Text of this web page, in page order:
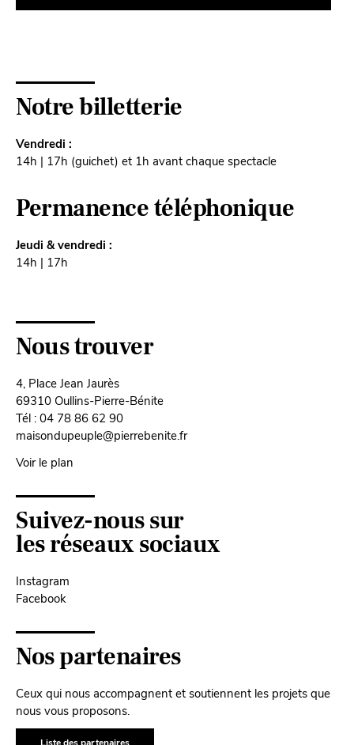
Notre billetterie
Vendredi :
14h | 17h (guichet) et 1h avant chaque spectacle
Permanence téléphonique
Jeudi & vendredi :
14h | 17h
Nous trouver
4, Place Jean Jaurès
69310 Oullins-Pierre-Bénite
Tél : 04 78 86 62 90
maisondupeuple@pierrebenite.fr
Voir le plan
Suivez-nous sur
les réseaux sociaux
Instagram
Facebook
Nos partenaires
Ceux qui nous accompagnent et soutiennent les projets que
nous vous proposons.